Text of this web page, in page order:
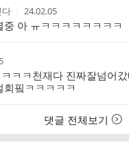
다
작
성
시
간
24.02.05
중 아 ㅠㅋㅋㅋㅋㅋㅋㅋㅋ
ㅋㅋ천재다 진짜잘넘어
핔ㅋㅋㅋㅋㅋ
댓글 전체보기